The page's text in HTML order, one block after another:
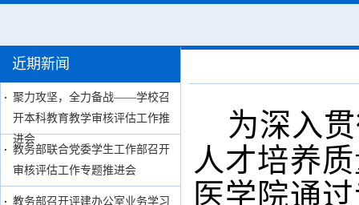
近期新闻
聚力攻坚，全力备战——学校召
开本科教育教学审核评估工作推
进会
教务部联合党委学生工作部召开
审核评估工作专题推进会
教务部召开评建办公室业务学习
为深入
人才培养
医学院通